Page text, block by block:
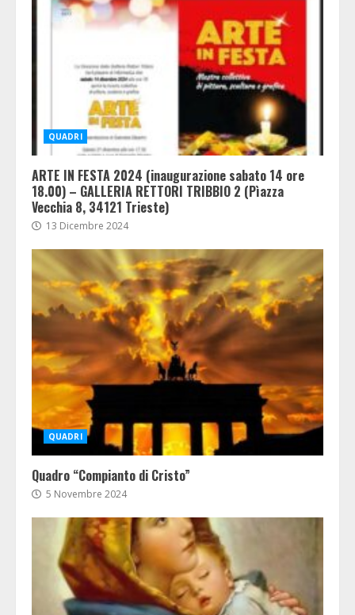
QUADRI
ARTE IN FESTA 2024 (inaugurazione sabato 14 ore
18.00) – GALLERIA RETTORI TRIBBIO 2 (Pìazza
Vecchia 8, 34121 Trieste)
13 Dicembre 2024
QUADRI
Quadro “Compianto di Cristo”
5 Novembre 2024